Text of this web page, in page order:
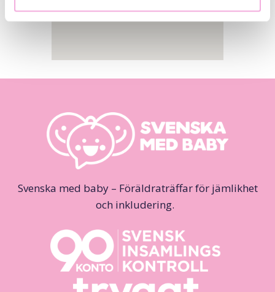
Svenska med baby – Föräldraträffar för jämlikhet
och inkludering.